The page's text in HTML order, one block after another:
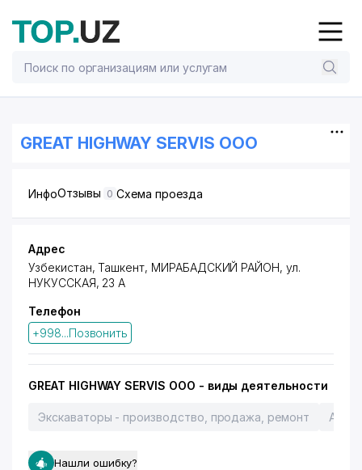
GREAT HIGHWAY SERVIS ООО
ИнфоОтзывы 0 Схема проезда
Адрес
Узбекистан, Ташкент, МИРАБАДСКИЙ РАЙОН, ул.
НУКУССКАЯ, 23 А
Телефон
+998...Позвонить
GREAT HIGHWAY SERVIS ООО - виды деятельности
Экскаваторы - производство, продажа, ремонт
Нашли ошибку?